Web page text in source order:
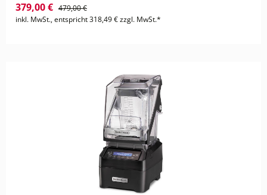
379,00 € 479,00 €
inkl. MwSt., entspricht 318,49 € zzgl. MwSt.*